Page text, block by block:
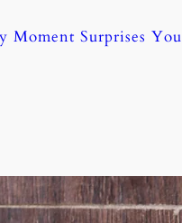
Moment Surprises You